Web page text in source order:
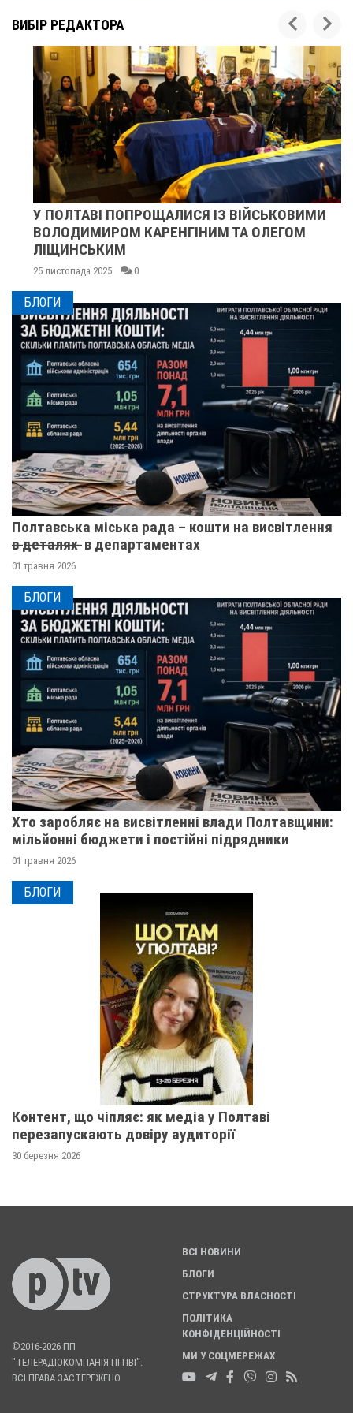
ВИБІР РЕДАКТОРА
У ПОЛТАВІ ПОПРОЩАЛИСЯ ІЗ ВІЙСЬКОВИМИ
ВОЛОДИМИРОМ КАРЕНГІНИМ ТА ОЛЕГОМ
ЛІЩИНСЬКИМ
25 листопада 2025 0
БЛОГИ
Полтавська міська рада – кошти на висвітлення
в̶ ̶д̶е̶т̶а̶л̶я̶х̶ ̶ в департаментах
01 травня 2026
БЛОГИ
Хто заробляє на висвітленні влади Полтавщини:
мільйонні бюджети і постійні підрядники
01 травня 2026
БЛОГИ
Контент, що чіпляє: як медіа у Полтаві
перезапускають довіру аудиторії
30 березня 2026
©2016-2026 ПП
"ТЕЛЕРАДІОКОМПАНІЯ ПІТІВІ".
ВСІ ПРАВА ЗАСТЕРЕЖЕНО
ВСІ НОВИНИ
БЛОГИ
СТРУКТУРА ВЛАСНОСТІ
ПОЛІТИКА
КОНФІДЕНЦІЙНОСТІ
МИ У СОЦМЕРЕЖАХ